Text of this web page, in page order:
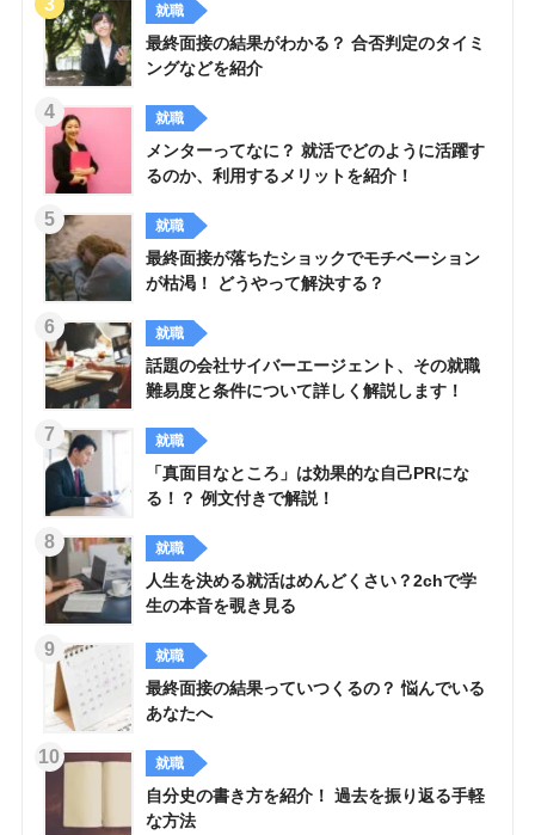
就職
最終面接の結果がわかる？ 合否判定のタイミ
ングなどを紹介
就職
メンターってなに？ 就活でどのように活躍す
るのか、利用するメリットを紹介！
就職
最終面接が落ちたショックでモチベーション
が枯渇！ どうやって解決する？
就職
話題の会社サイバーエージェント、その就職
難易度と条件について詳しく解説します！
就職
「真面目なところ」は効果的な自己PRにな
る！？ 例文付きで解説！
就職
人生を決める就活はめんどくさい？2chで学
生の本音を覗き見る
就職
最終面接の結果っていつくるの？ 悩んでいる
あなたへ
就職
自分史の書き方を紹介！ 過去を振り返る手軽
な方法